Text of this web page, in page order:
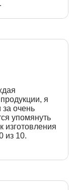
я
очень
упомянуть
изготовления
из 10.